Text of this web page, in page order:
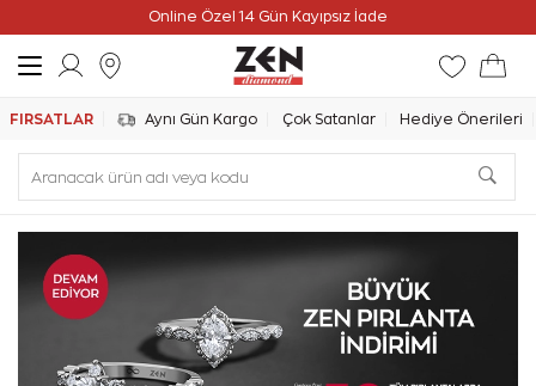
Online Özel 14 Gün Kayıpsız İade
FIRSATLAR Aynı Gün Kargo Çok Satanlar Hediye Önerileri